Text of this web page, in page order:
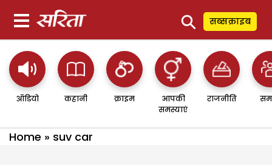
⚲ सब्सक्राइब
ऑडियो कहानी क्राइम
आपकी
समस्याएं
राजनीति
Home » suv car